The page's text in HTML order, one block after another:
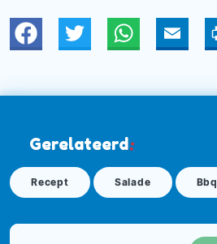
Twitter WhatsAppEmail
Gerelateerd:
Recept Salade Bbq